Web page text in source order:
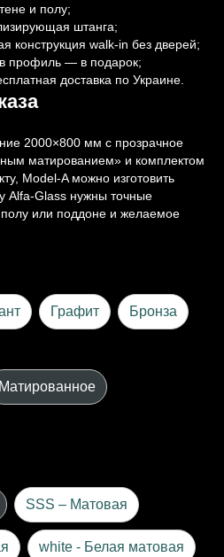
и полу;
штанга;
конструкция walk-in без дверей;
в профиль — в подарок;
доставка по Украине.
2000×800 мм с прозрачное
матированием» и комплектом
Model-A можно изготовить
Alfa-Glass нужны точные
или поддоне и желаемое
Графит Бронза
Матированное
SSS – Матовая
white - Белая матовая